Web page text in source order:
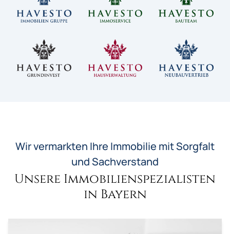
Unsere Immobilienspezialisten
in Bayern
Wir vermarkten Ihre Immobilie mit Sorgfalt
und Sachverstand